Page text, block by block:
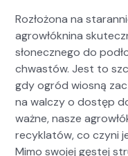
Rozłożona na
agrowłókn­i­na
słonecznego do
chwastów. Jest to
gdy ogród wios­ną
na wal­czy o dostęp
ważne, nasze
recyk­latów, co czyni
Mimo swo­jej gęstej